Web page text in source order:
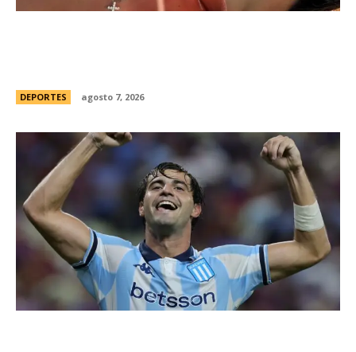
DEPORTES agosto 7, 2026